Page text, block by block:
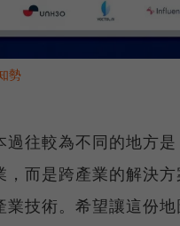
勢
過往較為不同的地方
，而是跨產業的解決
業技術。希望讓這份